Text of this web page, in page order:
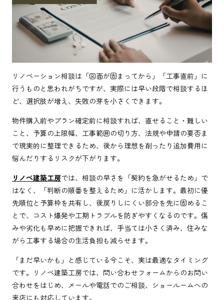
リノベーション相談は「図面が固まってから」「工事直前」に
行うものと思われがちですが、実際には早い段階で相談するほ
ど、選択肢が増え、失敗の芽を小さくできます。
物件購入前やプラン確定前に相談すれば、直せること・難しい
こと、予算の上限幅、工事範囲の切り方、法規や申請の要否ま
で現実的に整理できるため、後から理想を削ったり追加費用に
悩んだりするリスクが下がります。
リノベ建築工房では、相談の早さを「契約を急がせるため」で
はなく、「判断の順番を整えるため」に活かします。最初に優
先順位と予算枠を共有し、後戻りしにくい部分を先に固めるこ
とで、コスト爆発や工期トラブルを防ぎやすくなるのです。傷
みや劣化も早めに把握できれば、手当ては小さく済み、住みな
がら工事する場合の生活負担も減らせます。
「まだ早いかも」と感じている今こそ、実は最適なタイミング
です。リノベ建築工房では、問い合わせフォームからのお問い
合わせをはじめ、メールや電話でのご相談、ショールームへの
来店にも対応しています。